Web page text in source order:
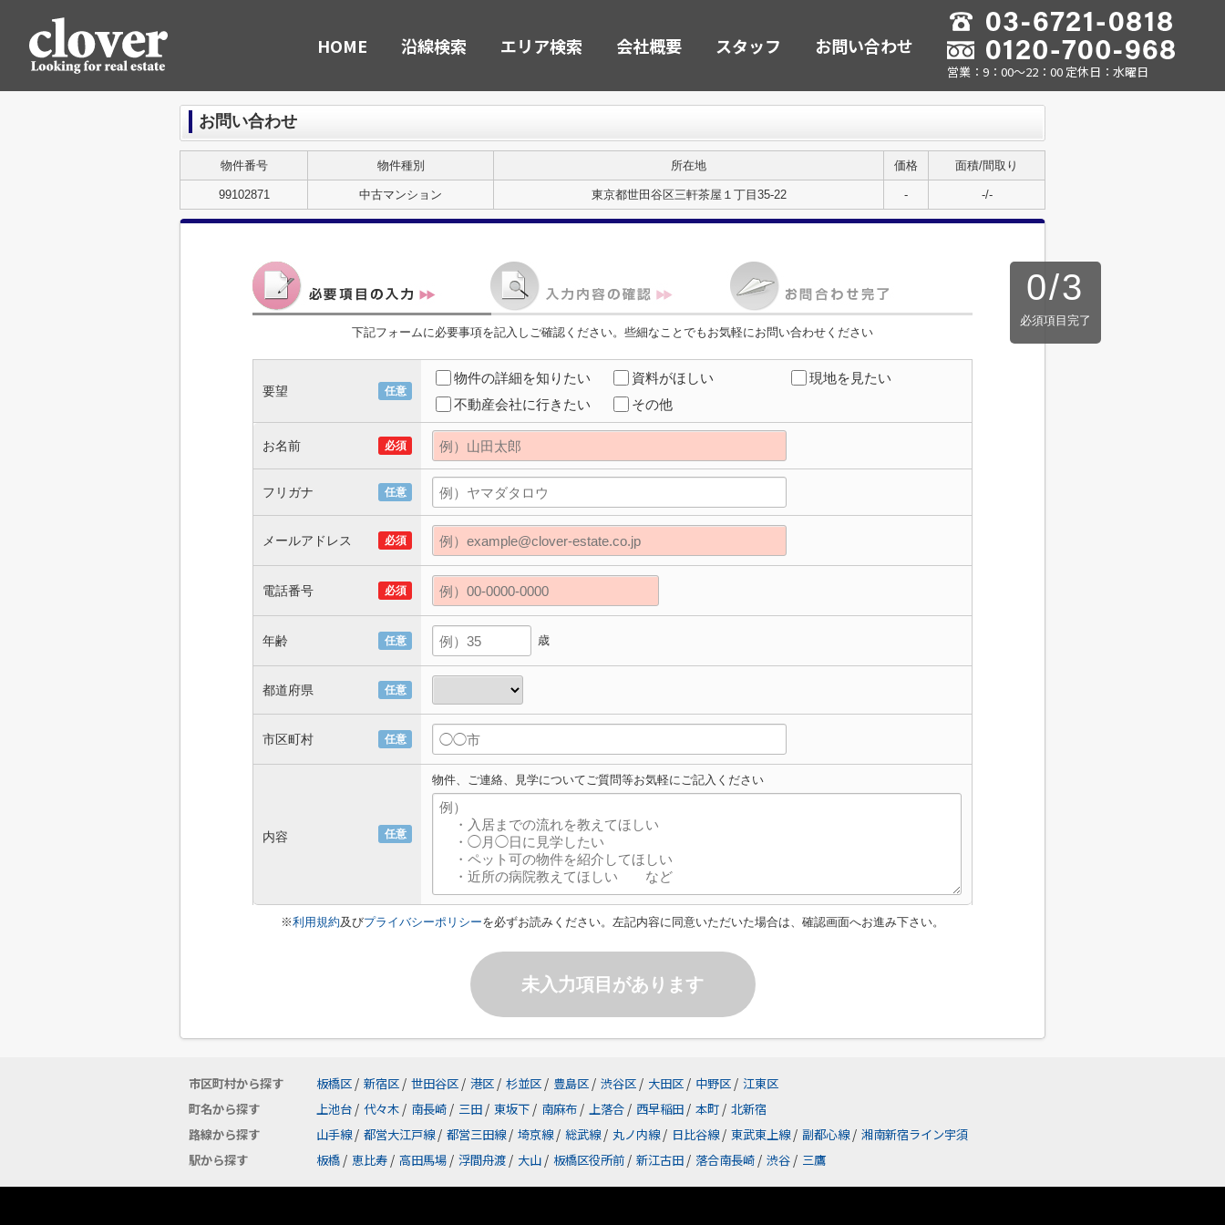
HOME 沿線検索 エリア検索 会社概要 スタッフ お問い合わせ
営業：9：00～22：00 定休日：水曜日
お問い合わせ
物件番号 物件種別 所在地 価格 面積/間取り
99102871 中古マンション 東京都世田谷区三軒茶屋１丁目35-22 - -/-
0/3
必須項目完了
下記フォームに必要事項を記入しご確認ください。些細なことでもお気軽にお問い合わせください
要望 任意
物件の詳細を知りたい 資料がほしい
現地を見たい
不動産会社に行きたい
その他
お名前 必須
フリガナ 任意
メールアドレス 必須
電話番号 必須
年齢 任意 歳
都道府県 任意
市区町村 任意
内容 任意
物件、ご連絡、見学についてご質問等お気軽にご記入ください
※利用規約及びプライバシーポリシーを必ずお読みください。左記内容に同意いただいた場合は、確認画面へお進み下さい。
未入力項目があります
市区町村から探す 板橋区 / 新宿区 / 世田谷区 / 港区 / 杉並区 / 豊島区 / 渋谷区 / 大田区 / 中野区 / 江東区
町名から探す
上池台 / 代々木 / 南長崎 / 三田 / 東坂下 / 南麻布 / 上落合 / 西早稲田 / 本町 / 北新宿
路線から探す
山手線 / 都営大江戸線 / 都営三田線 / 埼京線 / 総武線 / 丸ノ内線 / 日比谷線 / 東武東上線 / 副都心線 / 湘南新宿ライン宇須
駅から探す
板橋 / 恵比寿 / 高田馬場 / 浮間舟渡 / 大山 / 板橋区役所前 / 新江古田 / 落合南長崎 / 渋谷 / 三鷹